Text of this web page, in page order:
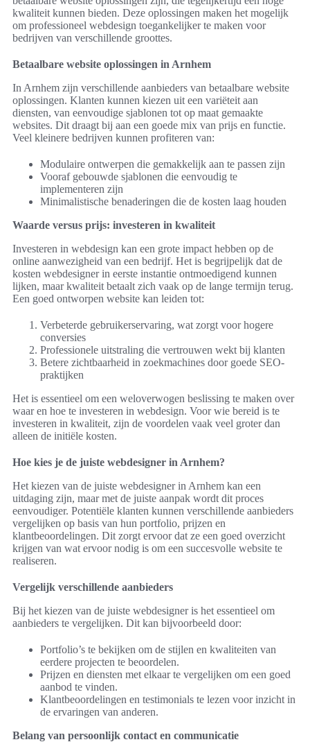
kwaliteit kunnen bieden. Deze oplossingen maken het mogelijk
om professioneel webdesign toegankelijker te maken voor
bedrijven van verschillende groottes.
Betaalbare website oplossingen in Arnhem
In Arnhem zijn verschillende aanbieders van betaalbare website
oplossingen. Klanten kunnen kiezen uit een variëteit aan
diensten, van eenvoudige sjablonen tot op maat gemaakte
websites. Dit draagt bij aan een goede mix van prijs en functie.
Veel kleinere bedrijven kunnen profiteren van:
Modulaire ontwerpen die gemakkelijk aan te passen zijn
Vooraf gebouwde sjablonen die eenvoudig te
implementeren zijn
Minimalistische benaderingen die de kosten laag houden
Waarde versus prijs: investeren in kwaliteit
Investeren in webdesign kan een grote impact hebben op de
online aanwezigheid van een bedrijf. Het is begrijpelijk dat de
kosten webdesigner in eerste instantie ontmoedigend kunnen
lijken, maar kwaliteit betaalt zich vaak op de lange termijn terug.
Een goed ontworpen website kan leiden tot:
Verbeterde gebruikerservaring, wat zorgt voor hogere
conversies
Professionele uitstraling die vertrouwen wekt bij klanten
Betere zichtbaarheid in zoekmachines door goede SEO-
praktijken
Het is essentieel om een weloverwogen beslissing te maken over
waar en hoe te investeren in webdesign. Voor wie bereid is te
investeren in kwaliteit, zijn de voordelen vaak veel groter dan
alleen de initiële kosten.
Hoe kies je de juiste webdesigner in Arnhem?
Het kiezen van de juiste webdesigner in Arnhem kan een
uitdaging zijn, maar met de juiste aanpak wordt dit proces
eenvoudiger. Potentiële klanten kunnen verschillende aanbieders
vergelijken op basis van hun portfolio, prijzen en
klantbeoordelingen. Dit zorgt ervoor dat ze een goed overzicht
krijgen van wat ervoor nodig is om een succesvolle website te
realiseren.
Vergelijk verschillende aanbieders
Bij het kiezen van de juiste webdesigner is het essentieel om
aanbieders te vergelijken. Dit kan bijvoorbeeld door:
Portfolio’s te bekijken om de stijlen en kwaliteiten van
eerdere projecten te beoordelen.
Prijzen en diensten met elkaar te vergelijken om een goed
aanbod te vinden.
Klantbeoordelingen en testimonials te lezen voor inzicht in
de ervaringen van anderen.
Belang van persoonlijk contact en communicatie